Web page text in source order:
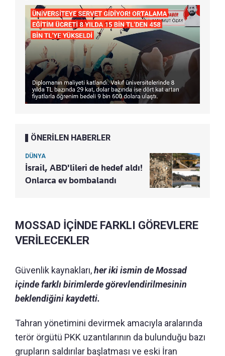
ÖNERİLEN HABERLER
DÜNYA
İsrail, ABD'lileri de hedef aldı!
Onlarca ev bombalandı
MOSSAD İÇİNDE FARKLI GÖREVLERE
VERİLECEKLER
Güvenlik kaynakları,her iki ismin de Mossad
içinde farklı birimlerde görevlendirilmesinin
beklendiğini kaydetti.
Tahran yönetimini devirmek amacıyla aralarında
terör örgütü PKK uzantılarının da bulunduğu bazı
grupların saldırılar başlatması ve eski İran